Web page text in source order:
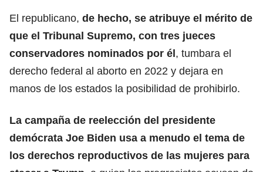
El republicano, de hecho, se atribuye el mérito de
que el Tribunal Supremo, con tres jueces
conservadores nominados por él, tumbara el
derecho federal al aborto en 2022 y dejara en
manos de los estados la posibilidad de prohibirlo.
La campaña de reelección del presidente
demócrata Joe Biden usa a menudo el tema de
los derechos reproductivos de las mujeres para